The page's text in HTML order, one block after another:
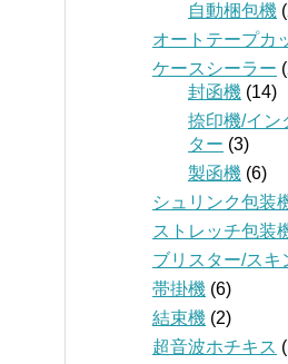
自動梱包機
オートテープカ
ケースシーラー
封函機 (14)
捺印機/イン
ター (3)
製函機 (6)
シュリンク包装
ストレッチ包装
ブリスター/スキ
帯掛機 (6)
結束機 (2)
超音波ホチキス